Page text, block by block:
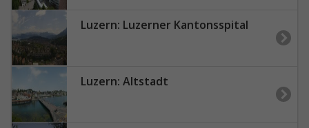
Luzern: Luzerner Kantonsspital
Luzern: Altstadt